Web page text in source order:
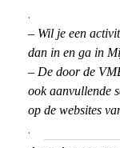
.
– Wil je een
dan in en ga in
– De door de
ook aanvullende
op de websites
.